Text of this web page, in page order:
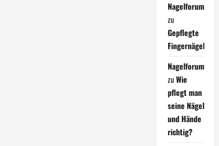
Nagelforum
zu
Gepflegte
Fingernägel
Nagelforum
zuWie
pflegt man
seine Nägel
und Hände
richtig?